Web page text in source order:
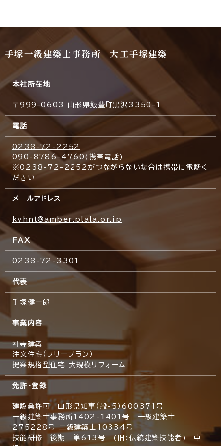
手塚一級建築士事務所 大工手塚建築
本社所在地
〒999-0603 山形県飯豊町黒沢3350-1
電話
0238-72-2252
090-8786-4760(携帯電話)
※0238-72-2252がつながらない場合は携帯に電話く
ださい
メールアドレス
kyhnt@amber.plala.or.jp
FAX
0238-72-3301
代表
手塚健一郎
事業内容
社寺建築
注文住宅（フリープラン）
提案規格型住宅 大規模リフォーム
免許・登録
建設業許可 山形県知事（般-5）600371号
一級建築士事務所1402-1401号 一級建築士
275228号 二級建築士10334号
技能研修 後期 第613号 (旧：伝統建築技能者) 中